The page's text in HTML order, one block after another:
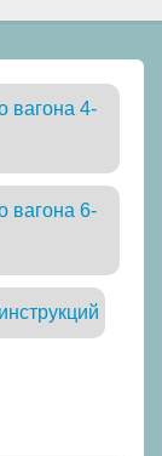
вагона 4-
вагона 6-